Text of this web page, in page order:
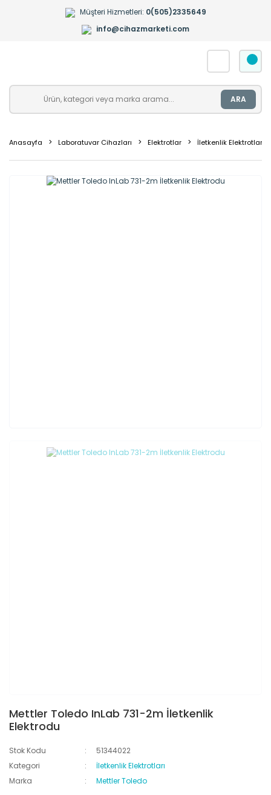
Müşteri Hizmetleri: 0(505)2335649
info@cihazmarketi.com
ARA
Anasayfa Laboratuvar Cihazları Elektrotlar İletkenlik Elektrotları
Mettler Toledo InLab 731-2m İletkenlik
Elektrodu
Stok Kodu
51344022
Kategori
İletkenlik Elektrotları
Marka
Mettler Toledo